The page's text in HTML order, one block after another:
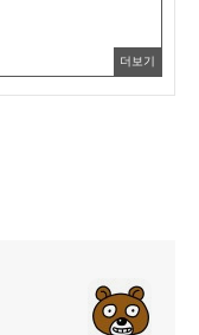
더보기